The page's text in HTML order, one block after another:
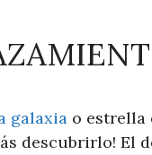
galaxia o estrella
descubrirlo! El